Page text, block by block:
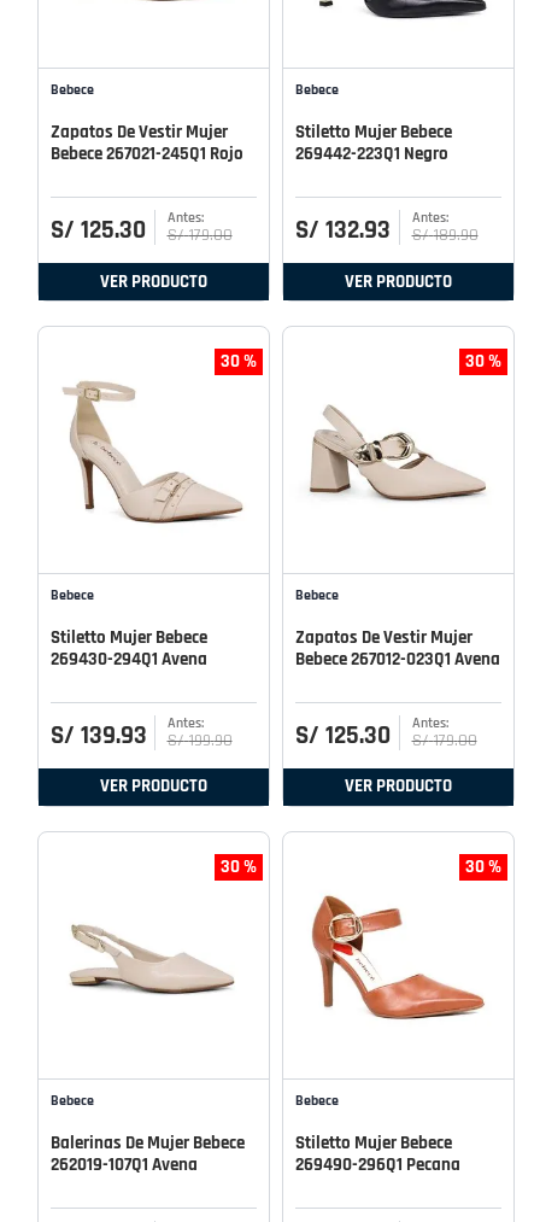
Bebece
Zapatos De Vestir Mujer
Bebece 267021-245Q1 Rojo
S/ 125.30 S/ 179.00
VER PRODUCTO
Bebece
Stiletto Mujer Bebece
269442-223Q1 Negro
S/ 132.93 S/ 189.90
VER PRODUCTO
30 %
Bebece
Stiletto Mujer Bebece
269430-294Q1 Avena
S/ 139.93 S/ 199.90
VER PRODUCTO
30 %
Bebece
Zapatos De Vestir Mujer
Bebece 267012-023Q1 Avena
S/ 125.30 S/ 179.00
VER PRODUCTO
30 %
Bebece
Balerinas De Mujer Bebece
262019-107Q1 Avena
30 %
Bebece
Stiletto Mujer Bebece
269490-296Q1 Pecana